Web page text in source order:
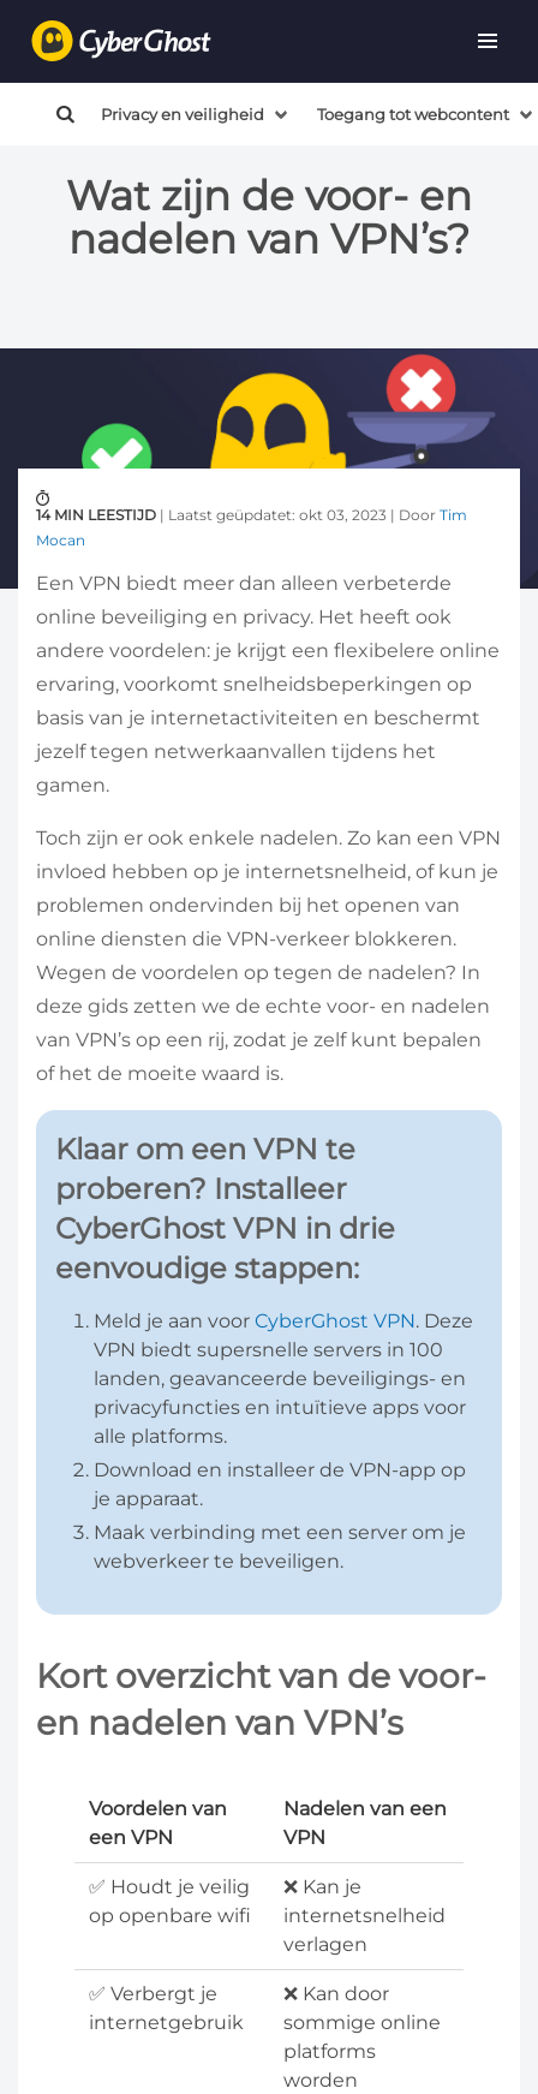
Privacy en veiligheid Toegang tot webcontent
Wat zijn de voor- en
nadelen van VPN’s?
14 MIN LEESTIJD | Laatst geüpdatet: okt 03, 2023 | Door Tim
Mocan
Een VPN biedt meer dan alleen verbeterde
online beveiliging en privacy. Het heeft ook
andere voordelen: je krijgt een flexibelere online
ervaring, voorkomt snelheidsbeperkingen op
basis van je internetactiviteiten en beschermt
jezelf tegen netwerkaanvallen tijdens het
gamen.
Toch zijn er ook enkele nadelen. Zo kan een VPN
invloed hebben op je internetsnelheid, of kun je
problemen ondervinden bij het openen van
online diensten die VPN-verkeer blokkeren.
Wegen de voordelen op tegen de nadelen? In
deze gids zetten we de echte voor- en nadelen
van VPN’s op een rij, zodat je zelf kunt bepalen
of het de moeite waard is.
Klaar om een VPN te
proberen? Installeer
CyberGhost VPN in drie
eenvoudige stappen:
Meld je aan voor CyberGhost VPN. Deze
VPN biedt supersnelle servers in 100
landen, geavanceerde beveiligings- en
privacyfuncties en intuïtieve apps voor
alle platforms.
Download en installeer de VPN-app op
je apparaat.
Maak verbinding met een server om je
webverkeer te beveiligen.
Kort overzicht van de voor-
en nadelen van VPN’s
Voordelen van
een VPN
Nadelen van een
VPN
✅ Houdt je veilig
op openbare wifi
❌ Kan je
internetsnelheid
verlagen
✅ Verbergt je
internetgebruik
❌ Kan door
sommige online
platforms
worden